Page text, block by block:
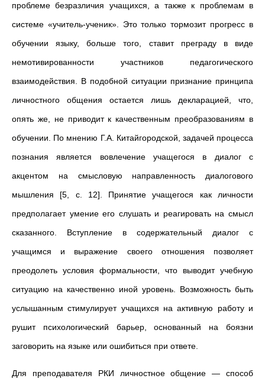
проблеме безразличия учащихся, а также к проблемам в
системе «учитель-ученик». Это только тормозит прогресс в
обучении языку, больше того, ставит преграду в виде
немотивированности участников педагогического
взаимодействия. В подобной ситуации признание принципа
личностного общения остается лишь декларацией, что,
опять же, не приводит к качественным преобразованиям в
обучении. По мнению Г.А. Китайгородской, задачей процесса
познания является вовлечение учащегося в диалог с
акцентом на смысловую направленность диалогового
мышления [5, с. 12]. Принятие учащегося как личности
предполагает умение его слушать и реагировать на смысл
сказанного. Вступление в содержательный диалог с
учащимся и выражение своего отношения позволяет
преодолеть условия формальности, что выводит учебную
ситуацию на качественно иной уровень. Возможность быть
услышанным стимулирует учащихся на активную работу и
рушит психологический барьер, основанный на боязни
заговорить на языке или ошибиться при ответе.
Для преподавателя РКИ личностное общение — способ